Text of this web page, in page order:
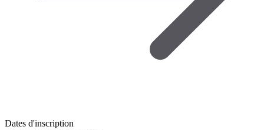
Dates d'inscription